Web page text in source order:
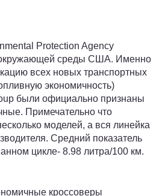
Protection Agency
окружающей среды США. Именно
всех новых транспортных
экономичность)
были официально признаны
Примечательно что
моделей, а вся линейка
Средний показатель
цикле- 8.98 литра/100 км.
кроссоверы